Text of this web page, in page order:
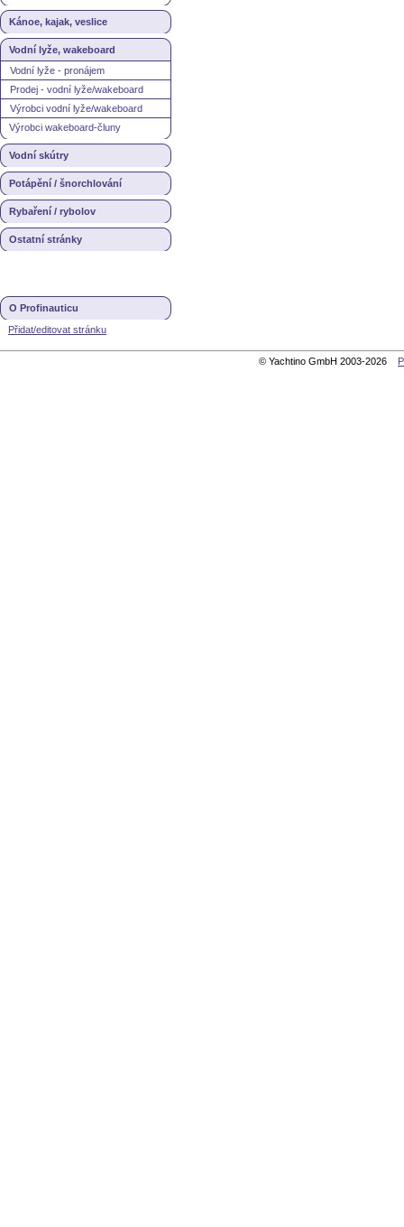
Kánoe, kajak, veslice
Vodní lyže, wakeboard
Vodní lyže - pronájem
Prodej - vodní lyže/wakeboard
Výrobci vodní lyže/wakeboard
Výrobci wakeboard-čluny
Vodní skútry
Potápění / šnorchlování
Rybaření / rybolov
Ostatní stránky
O Profinauticu
Přidat/editovat stránku
© Yachtino GmbH 2003-2026